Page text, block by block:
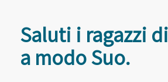
Saluti i ragazzi
a modo Suo.